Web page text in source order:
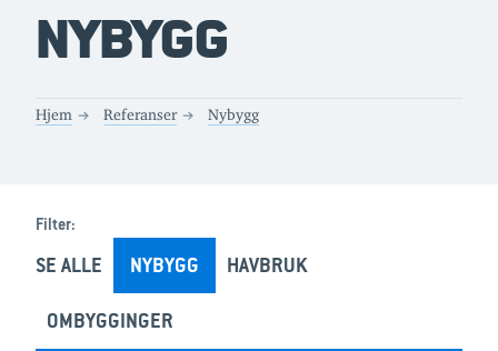
NYBYGG
Hjem Referanser Nybygg
Filter:
SE ALLE NYBYGG HAVBRUK
OMBYGGINGER